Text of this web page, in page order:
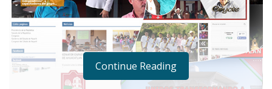
Continue Reading